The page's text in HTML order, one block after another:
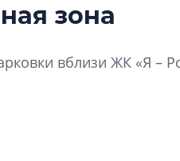
зона
вблизи ЖК «Я –